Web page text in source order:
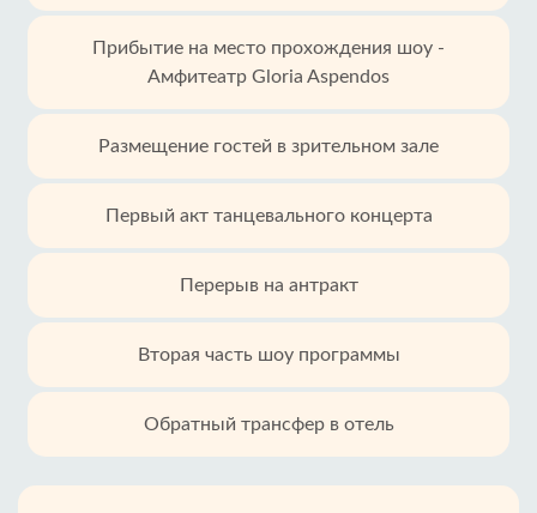
Прибытие на место прохождения шоу -
Амфитеатр Gloria Aspendos
Размещение гостей в зрительном зале
Первый акт танцевального концерта
Перерыв на антракт
Вторая часть шоу программы
Обратный трансфер в отель